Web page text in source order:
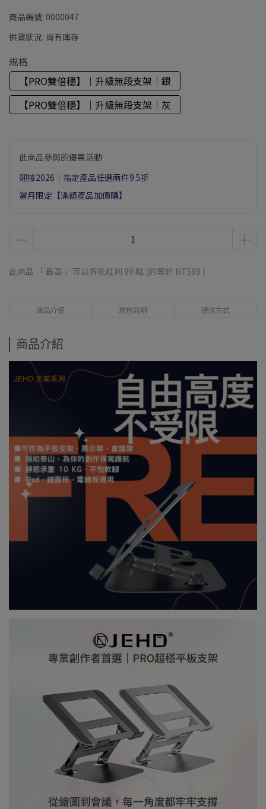
商品編號: 0000047
供貨狀況: 尚有庫存
規格
【PRO雙倍穩】｜升級無段支架｜銀
【PRO雙倍穩】｜升級無段支架｜灰
此商品參與的優惠活動
迎接2026｜指定產品任選兩件9.5折
當月限定【滿額產品加價購】
此商品 「 最高 」可以折抵紅利 99 點 (約等於 NT$99 )
商品介紹 規格說明 運送方式
商品介紹